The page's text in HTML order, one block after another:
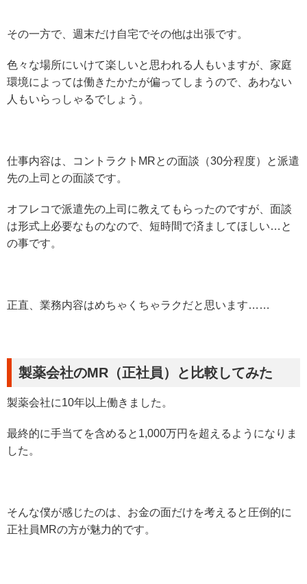
その一方で、週末だけ自宅でその他は出張です。
色々な場所にいけて楽しいと思われる人もいますが、家庭
環境によっては働きたかたが偏ってしまうので、あわない
人もいらっしゃるでしょう。
仕事内容は、コントラクトMRとの面談（30分程度）と派遣
先の上司との面談です。
オフレコで派遣先の上司に教えてもらったのですが、面談
は形式上必要なものなので、短時間で済ましてほしい…と
の事です。
正直、業務内容はめちゃくちゃラクだと思います……
製薬会社のMR（正社員）と比較してみた
製薬会社に10年以上働きました。
最終的に手当てを含めると1,000万円を超えるようになりま
した。
そんな僕が感じたのは、お金の面だけを考えると圧倒的に
正社員MRの方が魅力的です。